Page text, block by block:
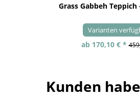
Grass Gabbeh Teppich
Varianten
ab 170,10 € *
Kunden